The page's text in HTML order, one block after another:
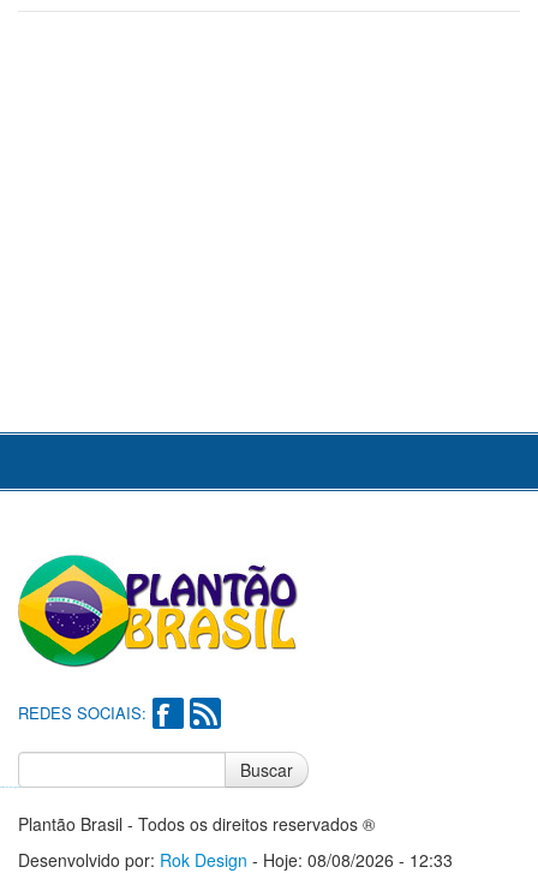
REDES SOCIAIS:
Buscar
Plantão Brasil - Todos os direitos reservados ®
Desenvolvido por: Rok Design - Hoje: 08/08/2026 - 12:33